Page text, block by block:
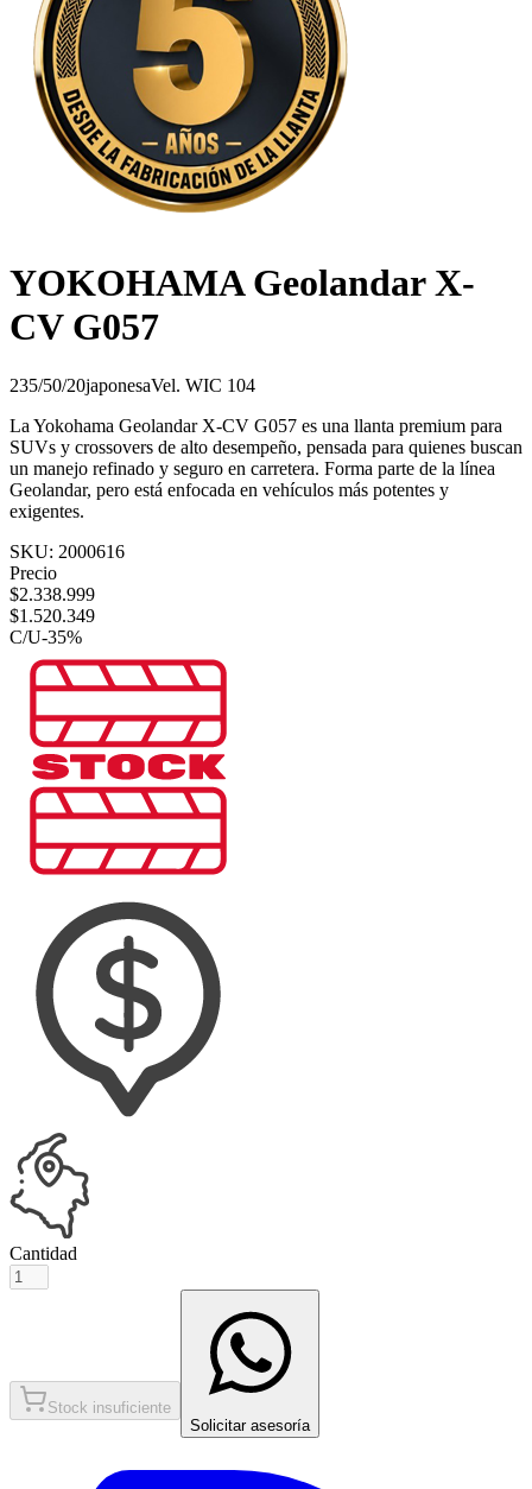
YOKOHAMA Geolandar X-
CV G057
235/50/20japonesaVel. WIC 104
La Yokohama Geolandar X-CV G057 es una llanta premium para
SUVs y crossovers de alto desempeño, pensada para quienes buscan
un manejo refinado y seguro en carretera. Forma parte de la línea
Geolandar, pero está enfocada en vehículos más potentes y
exigentes.
SKU: 2000616
Precio
$2.338.999
$1.520.349
C/U-35%
Cantidad
Stock insuficiente
Solicitar asesoría